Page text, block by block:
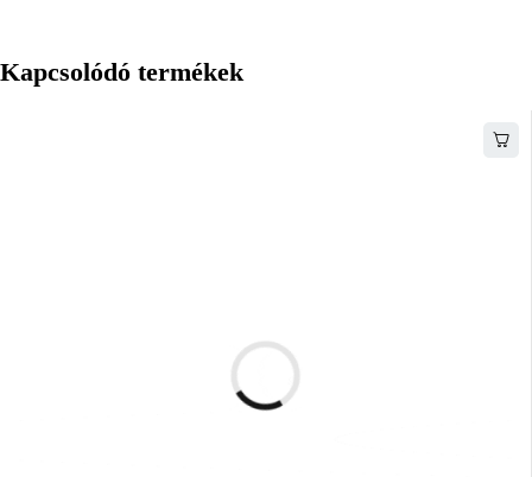
Kapcsolódó termékek